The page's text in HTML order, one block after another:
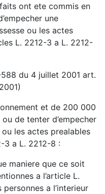
ont ete commis en
une
ou les actes
L. 2212-3 a L. 2212-
du 4 juillet 2001 art.
et de 200 000
ou de tenter d’empecher
les actes prealables
3 a L. 2212-8 :
maniere que ce soit
a l’article L.
a l’interieur